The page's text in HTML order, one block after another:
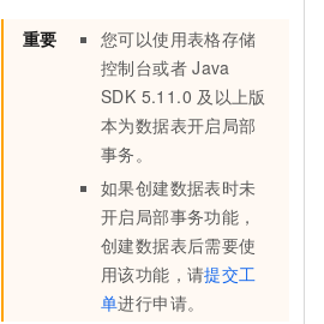
重要
您可以使用表格存储
控制台或者 Java
SDK 5.11.0 及以上版
本为数据表开启局部
事务。
如果创建数据表时未
开启局部事务功能，
创建数据表后需要使
用该功能，请提交工
单进行申请。